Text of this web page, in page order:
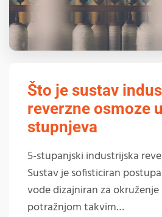
Što je sustav
reverzne osmoze
stupnjeva
5-stupanjski industrijska
Sustav je sofisticiran
vode dizajniran za okruženje
potražnjom takvim…